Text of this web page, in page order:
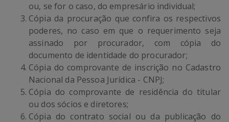
ou, se for o caso, do empresário individual;
Cópia da procuração que confira os respectivos
poderes, no caso em que o requerimento seja
assinado por procurador, com cópia do
documento de identidade do procurador;
Cópia do comprovante de inscrição no Cadastro
Nacional da Pessoa Jurídica - CNPJ;
Cópia do comprovante de residência do titular
ou dos sócios e diretores;
Cópia do contrato social ou da publicação do